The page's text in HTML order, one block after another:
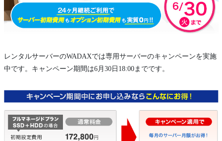
レンタルサーバーのWADAXでは専用サーバーのキャンペーンを実施
中です。キャンペーン期間は6月30日18:00までです。